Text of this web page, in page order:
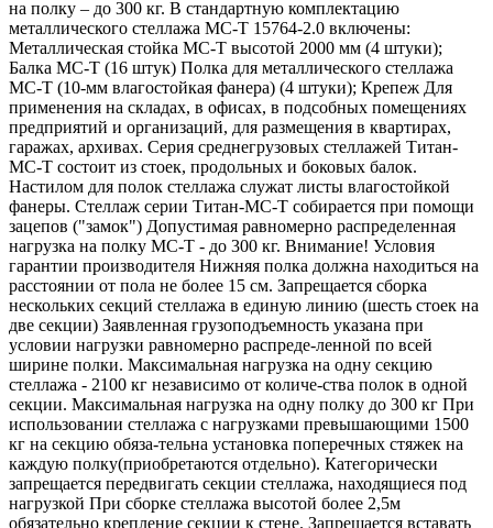
на полку – до 300 кг. В стандартную комплектацию
металлического стеллажа МС-Т 15764-2.0 включены:
Металлическая стойка МС-Т высотой 2000 мм (4 штуки);
Балка МС-Т (16 штук) Полка для металлического стеллажа
МС-Т (10-мм влагостойкая фанера) (4 штуки); Крепеж Для
применения на складах, в офисах, в подсобных помещениях
предприятий и организаций, для размещения в квартирах,
гаражах, архивах. Серия среднегрузовых стеллажей Титан-
МС-Т состоит из стоек, продольных и боковых балок.
Настилом для полок стеллажа служат листы влагостойкой
фанеры. Стеллаж серии Титан-МС-Т собирается при помощи
зацепов ("замок") Допустимая равномерно распределенная
нагрузка на полку МС-Т - до 300 кг. Внимание! Условия
гарантии производителя Нижняя полка должна находиться на
расстоянии от пола не более 15 см. Запрещается сборка
нескольких секций стеллажа в единую линию (шесть стоек на
две секции) Заявленная грузоподъемность указана при
условии нагрузки равномерно распреде-ленной по всей
ширине полки. Максимальная нагрузка на одну секцию
стеллажа - 2100 кг независимо от количе-ства полок в одной
секции. Максимальная нагрузка на одну полку до 300 кг При
использовании стеллажа с нагрузками превышающими 1500
кг на секцию обяза-тельна установка поперечных стяжек на
каждую полку(приобретаются отдельно). Категорически
запрещается передвигать секции стеллажа, находящиеся под
нагрузкой При сборке стеллажа высотой более 2,5м
обязательно крепление секции к стене. Запрещается вставать